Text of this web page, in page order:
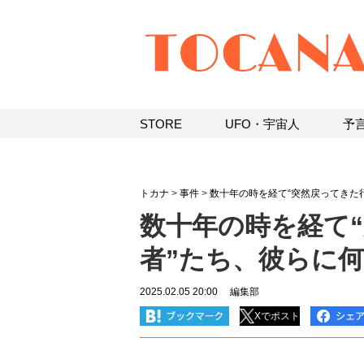
トカナ > 事件 > 数十年の時を経て“突然戻ってきた
数十年の時を経て
者”たち、彼らに
2025.02.05 20:00 編集部
Xでポスト
STORE UFO・宇宙人 予